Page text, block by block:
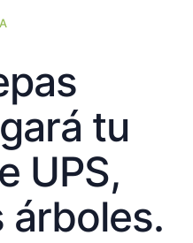
tu
UPS,
árboles.